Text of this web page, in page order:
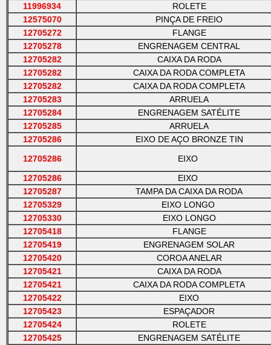
11996934
ROLETE
12575070
PINÇA DE FREIO
12705272
FLANGE
12705278
ENGRENAGEM CENTRAL
12705282
CAIXA DA RODA
12705282
CAIXA DA RODA COMPLETA
12705282
CAIXA DA RODA COMPLETA
12705283
ARRUELA
12705284
ENGRENAGEM SATÉLITE
12705285
ARRUELA
12705286
EIXO DE AÇO BRONZE TIN
12705286
EIXO
12705286
EIXO
12705287
TAMPA DA CAIXA DA RODA
12705329
EIXO LONGO
12705330
EIXO LONGO
12705418
FLANGE
12705419
ENGRENAGEM SOLAR
12705420
COROA ANELAR
12705421
CAIXA DA RODA
12705421
CAIXA DA RODA COMPLETA
12705422
EIXO
12705423
ESPAÇADOR
12705424
ROLETE
12705425
ENGRENAGEM SATÉLITE